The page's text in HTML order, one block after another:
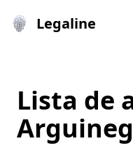
Legaline
Lista de